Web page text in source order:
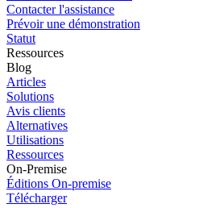
Contacter l'assistance
Prévoir une démonstration
Statut
Ressources
Blog
Articles
Solutions
Avis clients
Alternatives
Utilisations
Ressources
On-Premise
Éditions On-premise
Télécharger